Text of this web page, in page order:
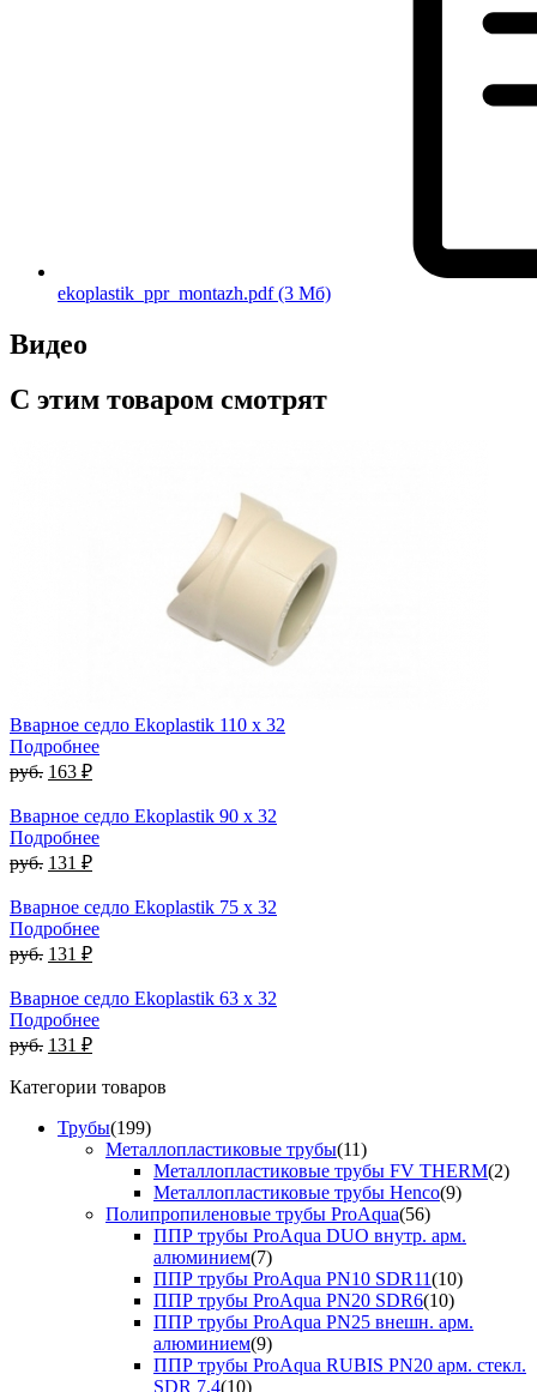
ekoplastik_ppr_montazh.pdf(3 Мб)
Видео
С этим товаром смотрят
Вварное седло Ekoplastik 110 x 32
Подробнее
руб. 163 ₽
Вварное седло Ekoplastik 90 x 32
Подробнее
руб. 131 ₽
Вварное седло Ekoplastik 75 x 32
Подробнее
руб. 131 ₽
Вварное седло Ekoplastik 63 x 32
Подробнее
руб. 131 ₽
Категории товаров
Трубы(199)
Металлопластиковые трубы(11)
Металлопластиковые трубы FV THERM(2)
Металлопластиковые трубы Henco(9)
Полипропиленовые трубы ProAqua(56)
ППР трубы ProAqua DUO внутр. арм.
алюминием(7)
ППР трубы ProAqua PN10 SDR11(10)
ППР трубы ProAqua PN20 SDR6(10)
ППР трубы ProAqua PN25 внешн. арм.
алюминием(9)
ППР трубы ProAqua RUBIS PN20 арм. стекл.
SDR 7,4(10)